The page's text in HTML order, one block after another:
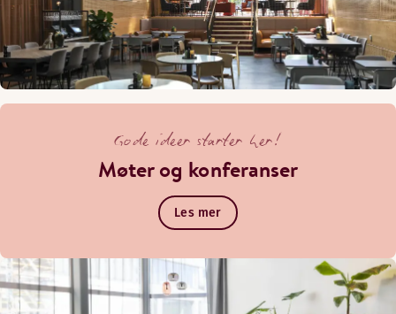
Gode ideer starter her!
Møter og konferanser
Les mer